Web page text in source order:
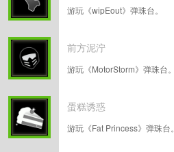
游玩《wipEout》弹珠台。
前方泥泞
游玩《MotorStorm》弹珠台。
蛋糕诱惑
游玩《Fat Princess》弹珠台。